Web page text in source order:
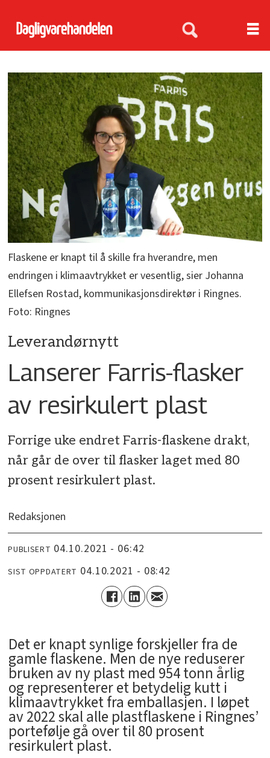
Flaskene er knapt til å skille fra hverandre, men
endringen i klimaavtrykket er vesentlig, sier Johanna
Ellefsen Rostad, kommunikasjonsdirektør i Ringnes.
Foto: Ringnes
Leverandørnytt
Lanserer Farris-flasker
av resirkulert plast
Forrige uke endret Farris-flaskene drakt,
når går de over til flasker laget med 80
prosent resirkulert plast.
Redaksjonen
PUBLISERT 04.10.2021 - 06:42
SIST OPPDATERT 04.10.2021 - 08:42
Det er knapt synlige forskjeller fra de
gamle flaskene. Men de nye reduserer
bruken av ny plast med 954 tonn årlig
og representerer et betydelig kutt i
klimaavtrykket fra emballasjen. I løpet
av 2022 skal alle plastflaskene i Ringnes’
portefølje gå over til 80 prosent
resirkulert plast.